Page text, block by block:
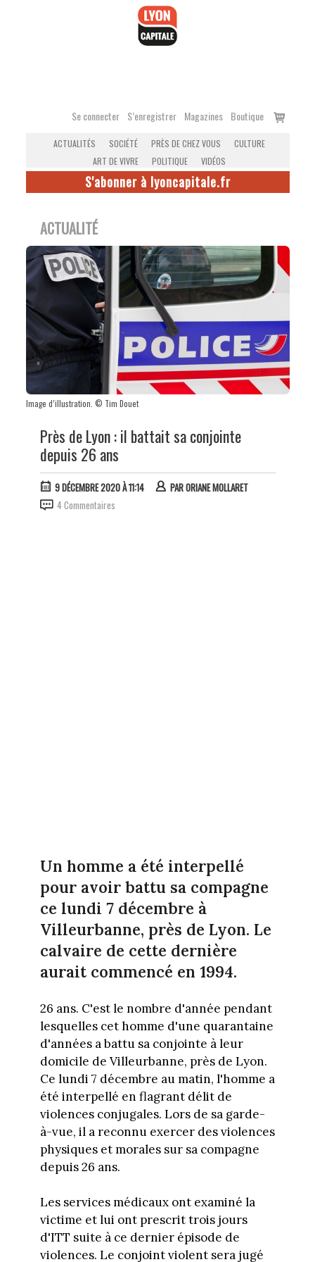
Se connecter S’enregistrer Magazines Boutique
Voir
ACTUALITÉS SOCIÉTÉ PRÈS DE CHEZ VOUS
CULTURE
ART DE VIVRE
POLITIQUE VIDÉOS
S'abonner à lyoncapitale.fr
ACTUALITÉ
Image d’illustration. © Tim Douet
Près de Lyon : il battait sa conjointe
depuis 26 ans
9 DÉCEMBRE 2020 À 11:14 PARORIANE MOLLARET
4 Commentaires
Un homme a été interpellé
pour avoir battu sa compagne
ce lundi 7 décembre à
Villeurbanne, près de Lyon. Le
calvaire de cette dernière
aurait commencé en 1994.
26 ans. C'est le nombre d'année pendant
lesquelles cet homme d'une quarantaine
d'années a battu sa conjointe à leur
domicile de Villeurbanne, près de Lyon.
Ce lundi 7 décembre au matin, l'homme a
été interpellé en flagrant délit de
violences conjugales. Lors de sa garde-
à-vue, il a reconnu exercer des violences
physiques et morales sur sa compagne
depuis 26 ans.
Les services médicaux ont examiné la
victime et lui ont prescrit trois jours
d'ITT suite à ce dernier épisode de
violences. Le conjoint violent sera jugé